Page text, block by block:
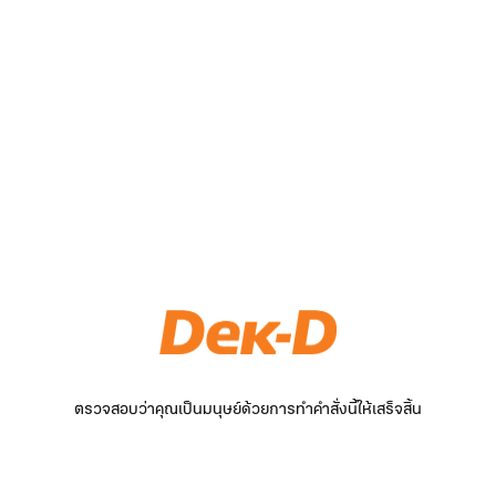
ตรวจสอบว่าคุณเป็นมนุษย์ด้วยการทำคำสั่งนี้ให้เสร็จสิ้น